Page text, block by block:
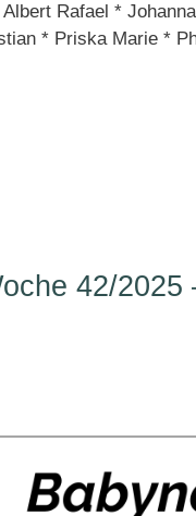
Rafael *
* Priska Marie *
42/2025